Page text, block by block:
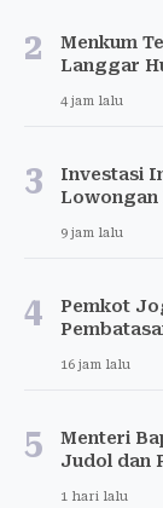
2
Menkum
Langgar
4 jam lalu
3
Investasi
Lowongan
9 jam lalu
4
Pemkot
16 jam lalu
5
Menteri
Judol dan
1 hari lalu